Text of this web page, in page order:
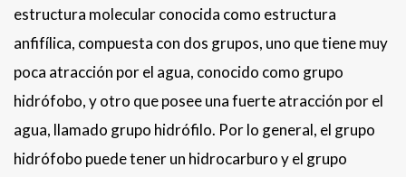
estructura molecular conocida como estructura
anfifílica, compuesta con dos grupos, uno que tiene muy
poca atracción por el agua, conocido como grupo
hidrófobo, y otro que posee una fuerte atracción por el
agua, llamado grupo hidrófilo. Por lo general, el grupo
hidrófobo puede tener un hidrocarburo y el grupo